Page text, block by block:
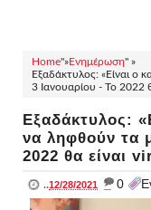
Home"»Ενημέρωση" »
Εξαδάκτυλος: «Είναι ο
3 Ιανουαρίου - Το 2022
Εξαδάκτυλος:
να ληφθούν τα
2022 θα είναι
..12/28/2021 _ 0